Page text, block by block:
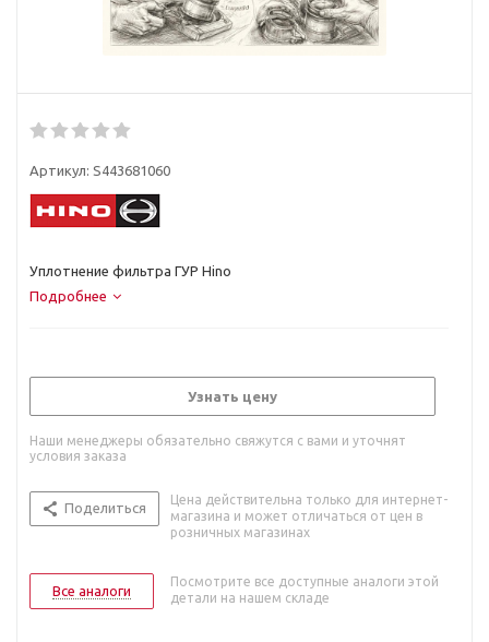
Артикул: S443681060
Уплотнение фильтра ГУР Hino
Подробнее
Узнать цену
Наши менеджеры обязательно свяжутся с вами и уточнят
условия заказа
Поделиться
Цена действительна только для интернет-
магазина и может отличаться от цен в
розничных магазинах
Все аналоги
Посмотрите все доступные аналоги этой
детали на нашем складе